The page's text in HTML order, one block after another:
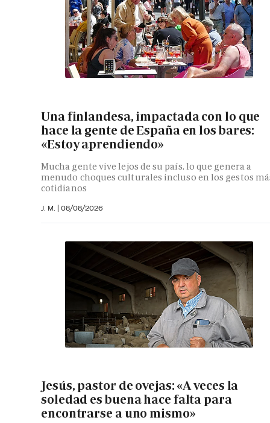
Una finlandesa, impactada con lo que
hace la gente de España en los bares:
«Estoy aprendiendo»
Mucha gente vive lejos de su país, lo que genera a
menudo choques culturales incluso en los gestos
cotidianos
J. M. | 08/08/2026
Jesús, pastor de ovejas: «A veces la
soledad es buena hace falta para
encontrarse a uno mismo»